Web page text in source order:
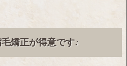
矯正が得意です♪